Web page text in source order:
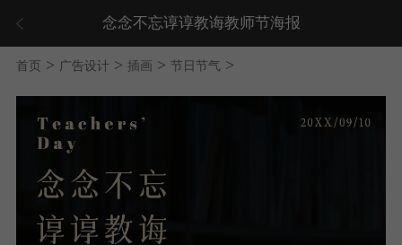
念念不忘谆谆教诲教师节海报
首页 > 广告设计> 插画 > 节日节气 >